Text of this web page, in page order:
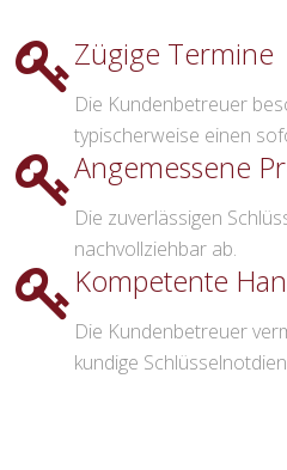
Zügige Termine
Die Kundenbetreuer
typischerweise einen
Angemessene
Die zuverlässigen
nachvollziehbar ab.
Kompetente
Die Kundenbetreuer
kundige